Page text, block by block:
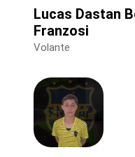
Lucas Dastan
Franzosi
Volante